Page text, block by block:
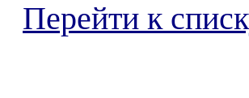
Перейти к